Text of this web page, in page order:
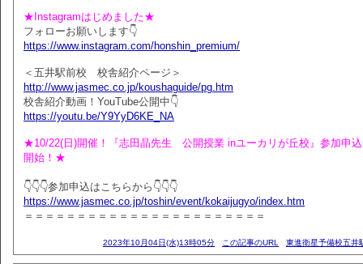
★Instagramはじめました★
フォローお願いします👇
https://www.instagram.com/honshin_premium/
＜五井駅前校 校舎紹介ページ＞
http://www.jasmec.co.jp/koushaguide/pg.htm
校舎紹介動画！YouTube公開中👇
https://youtu.be/Y9YyD6KE_NA
★10/22(日)開催！『志田晶先生 公開授業 inユーカリが丘校』参加申
開始！★
👇👇👇参加申込はこちらから👇👇👇
https://www.jasmec.co.jp/toshin/event/kokaijugyo/index.htm
＝＝＝＝＝＝＝＝＝＝＝＝＝＝＝＝＝＝＝＝＝＝＝
2023年10月04日(水)13時05分 この記事のURL 東進衛星予備校五井